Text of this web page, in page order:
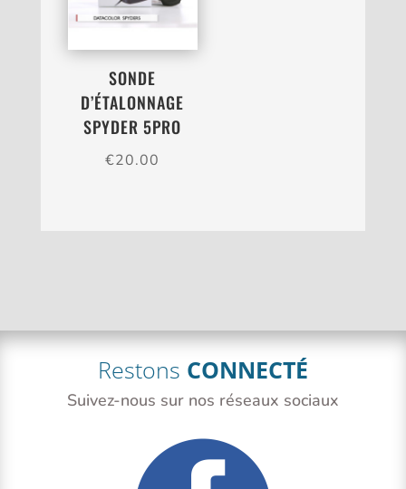
SONDE
D’ÉTALONNAGE
SPYDER 5PRO
€20.00
Restons CONNECTÉ
Suivez-nous sur nos réseaux sociaux